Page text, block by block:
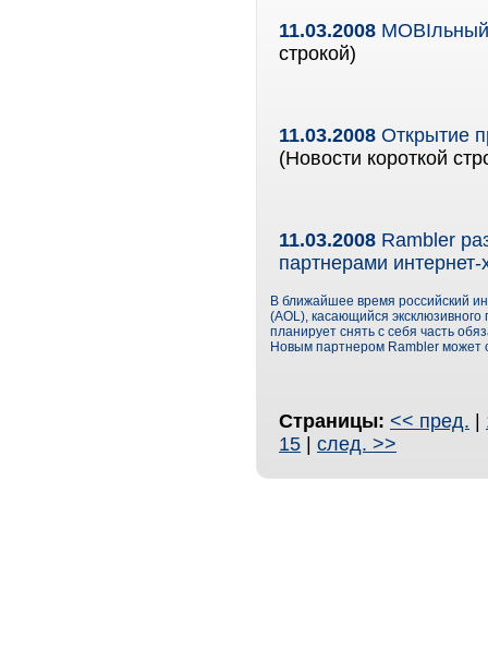
11.03.2008
строкой)
11.03.2008 Открытие
(Новости короткой
11.03.2008 Rambler
партнерами
В ближайшее время российский
(AOL), касающийся
планирует снять с себя часть
Новым партнером Rambler может
Страницы: << пред.
15
след. >>